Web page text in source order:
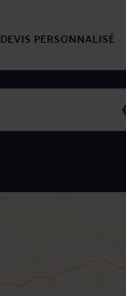
DEVIS PERSONNALISÉ